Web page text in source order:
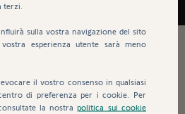
terzi.
sulla vostra navigazione del sito
esperienza utente sarà meno
il vostro consenso in qualsiasi
di preferenza per i cookie. Per
la nostrapolitica sui cookie